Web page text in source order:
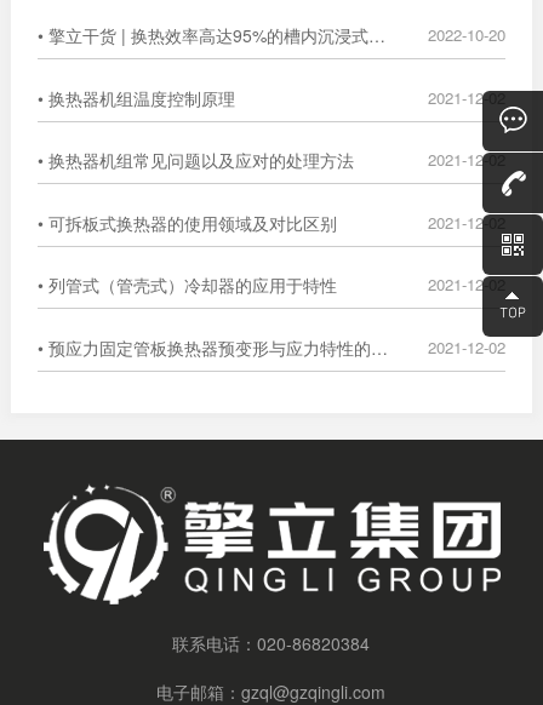
• 擎立干货 | 换热效率高达95%的槽内沉浸式换热器 2022-10-20
• 换热器机组温度控制原理 2021-12-02
• 换热器机组常见问题以及应对的处理方法 2021-12-02
• 可拆板式换热器的使用领域及对比区别 2021-12-02
• 列管式（管壳式）冷却器的应用于特性 2021-12-02
• 预应力固定管板换热器预变形与应力特性的数值分析 2021-12-02
联系电话：020-86820384
电子邮箱：gzql@gzqingli.com